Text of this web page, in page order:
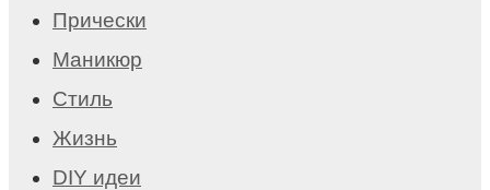
Прически
Маникюр
Стиль
Жизнь
DIY идеи